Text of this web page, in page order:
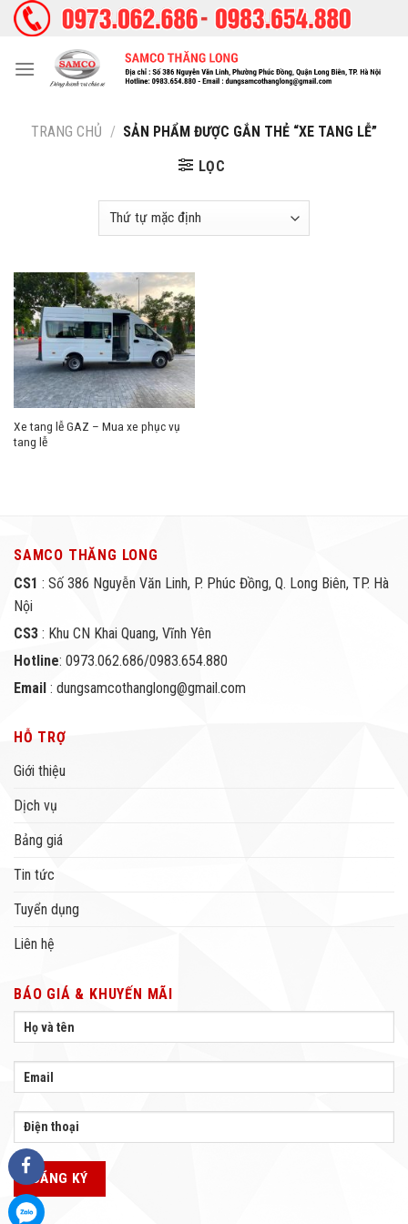
Skip
TRANG CHỦ / SẢN PHẨM ĐƯỢC GẮN THẺ “XE TANG LỄ”
LỌC
Xe tang lễ GAZ – Mua xe phục vụ
tang lễ
SAMCO THĂNG LONG
CS1 : Số 386 Nguyễn Văn Linh, P. Phúc Đồng, Q. Long Biên, TP. Hà
Nội
CS3 : Khu CN Khai Quang, Vĩnh Yên
Hotline: 0973.062.686/0983.654.880
Email : dungsamcothanglong@gmail.com
HỖ TRỢ
Giới thiệu
Dịch vụ
Bảng giá
Tin tức
Tuyển dụng
Liên hệ
BÁO GIÁ & KHUYẾN MÃI